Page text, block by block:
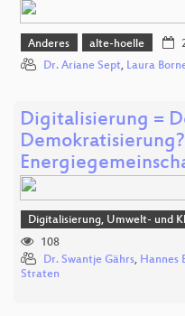
Anderes alte-hoelle
Dr. Ariane Sept, Laura
Digitalisierung =
Digitalisierung, Umwelt- und
108
Dr. Swantje Gährs, Hannes
Straten